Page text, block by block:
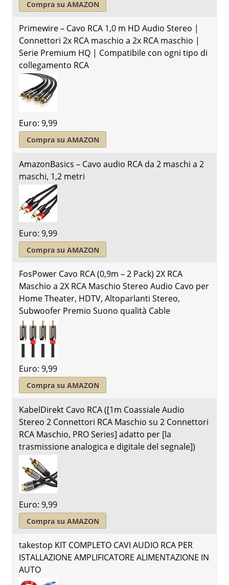
Compra su AMAZON
Primewire – Cavo RCA 1,0 m HD Audio Stereo |
Connettori 2x RCA maschio a 2x RCA maschio |
Serie Premium HQ | Compatibile con ogni tipo di
collegamento RCA
Euro: 9,99
Compra su AMAZON
AmazonBasics – Cavo audio RCA da 2 maschi a 2
maschi, 1,2 metri
Euro: 9,99
Compra su AMAZON
FosPower Cavo RCA (0,9m – 2 Pack) 2X RCA
Maschio a 2X RCA Maschio Stereo Audio Cavo per
Home Theater, HDTV, Altoparlanti Stereo,
Subwoofer Premio Suono qualità Cable
Euro: 9,99
Compra su AMAZON
KabelDirekt Cavo RCA ([1m Coassiale Audio
Stereo 2 Connettori RCA Maschio su 2 Connettori
RCA Maschio, PRO Series] adatto per [la
trasmissione analogica e digitale del segnale])
Euro: 9,99
Compra su AMAZON
takestop KIT COMPLETO CAVI AUDIO RCA PER
ISTALLAZIONE AMPLIFICATORE ALIMENTAZIONE IN
AUTO